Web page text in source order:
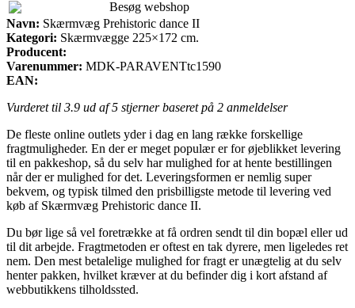
Besøg webshop
Navn: Skærmvæg Prehistoric dance II
Kategori: Skærmvægge 225×172 cm.
Producent:
Varenummer: MDK-PARAVENTtc1590
EAN:
Vurderet til 3.9 ud af 5 stjerner baseret på 2 anmeldelser
De fleste online outlets yder i dag en lang række forskellige
fragtmuligheder. En der er meget populær er for øjeblikket levering
til en pakkeshop, så du selv har mulighed for at hente bestillingen
når der er mulighed for det. Leveringsformen er nemlig super
bekvem, og typisk tilmed den prisbilligste metode til levering ved
køb af Skærmvæg Prehistoric dance II.
Du bør lige så vel foretrække at få ordren sendt til din bopæl eller ud
til dit arbejde. Fragtmetoden er oftest en tak dyrere, men ligeledes ret
nem. Den mest betalelige mulighed for fragt er unægtelig at du selv
henter pakken, hvilket kræver at du befinder dig i kort afstand af
webbutikkens tilholdssted.